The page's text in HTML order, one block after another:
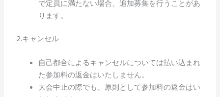
で定員に満たない場合、追加募集を行うことがあ
ります。
2.キャンセル
自己都合によるキャンセルについては払い込まれ
た参加料の返金はいたしません。
大会中止の際でも、原則として参加料の返金はい